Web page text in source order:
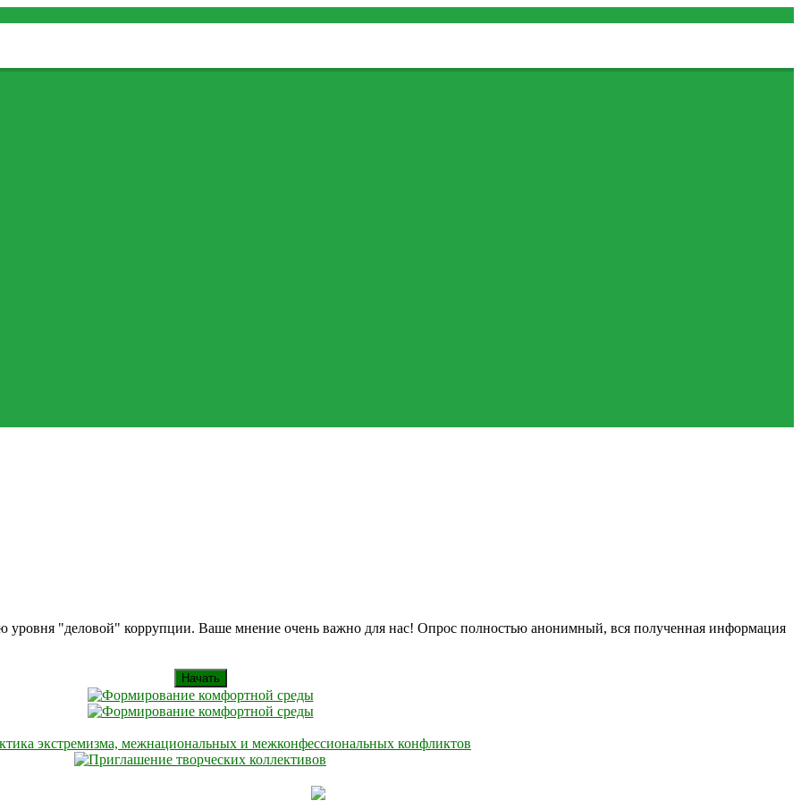
уровня "деловой" коррупции. Ваше мнение очень важно для нас! Опрос полностью анонимный, вся полученная информация
Начать